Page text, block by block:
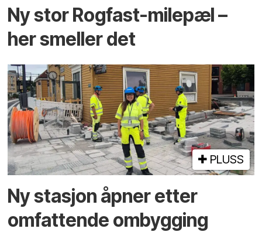
Ny stor Rogfast-milepæl –
her smeller det
PLUSS
Ny stasjon åpner etter
omfattende ombygging